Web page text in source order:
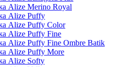
Alize Merino Royal
Alize Puffy
Alize Puffy Color
Alize Puffy Fine
Alize Puffy Fine Ombre Batik
Alize Puffy More
Alize Softy